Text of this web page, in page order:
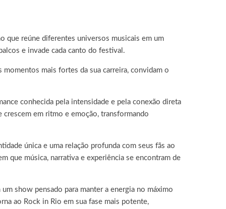
que reúne diferentes universos musicais em um
e invade cada canto do festival.
mais fortes da sua carreira, convidam o
conhecida pela intensidade e pela conexão direta
em ritmo e emoção, transformando
única e uma relação profunda com seus fãs ao
que música, narrativa e experiência se encontram de
show pensado para manter a energia no máximo
ao Rock in Rio em sua fase mais potente,